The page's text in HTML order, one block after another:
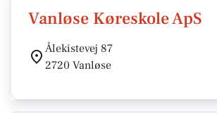
Vanløse Køreskole ApS
Ålekistevej 87
2720 Vanløse